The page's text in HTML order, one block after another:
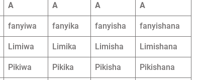
A
A
A
A
fanyiwa fanyika fanyisha fanyishana
Limiwa Limika Limisha Limishana
Pikiwa Pikika Pikisha Pikishana